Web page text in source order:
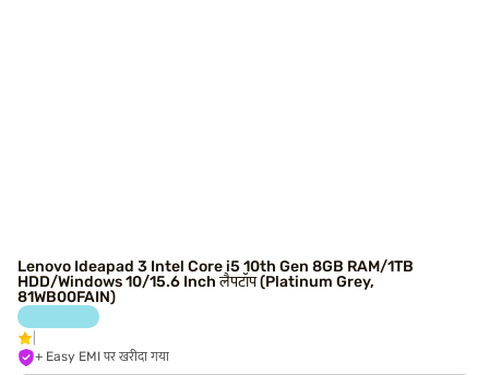
Lenovo Ideapad 3 Intel Core i5 10th Gen 8GB RAM/1TB
HDD/Windows 10/15.6 Inch लैपटॉप (Platinum Grey,
81WB00FAIN)
+ Easy EMI पर खरीदा गया